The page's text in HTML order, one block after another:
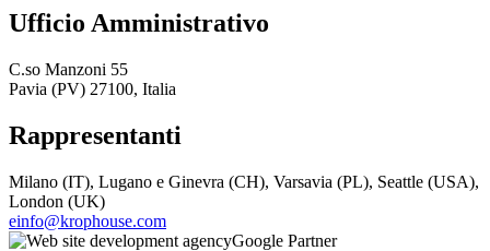
Ufficio Amministrativo
C.so Manzoni 55
Pavia (PV) 27100, Italia
Rappresentanti
Milano (IT), Lugano e Ginevra (CH), Varsavia (PL), Seattle (USA),
London (UK)
einfo@krophouse.com